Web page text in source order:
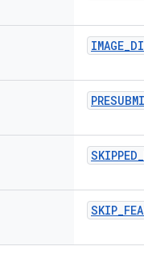
IMAGE_
SKIPPED_
SKIP_